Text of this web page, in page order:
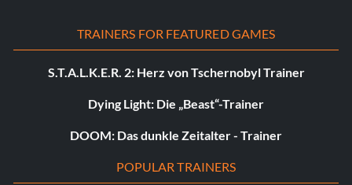
TRAINERS FOR FEATURED GAMES
S.T.A.L.K.E.R. 2: Herz von Tschernobyl Trainer
Dying Light: Die „Beast“-Trainer
DOOM: Das dunkle Zeitalter - Trainer
POPULAR TRAINERS